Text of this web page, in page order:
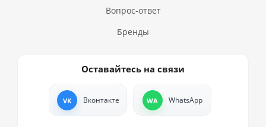
Вопрос-ответ
Бренды
Оставайтесь на связи
Вконтакте WhatsApp